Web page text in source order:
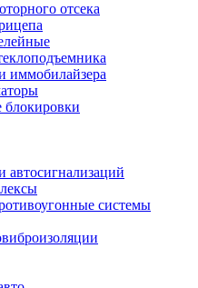
отсека
иммобилайзера
блокировки
автосигнализаций
системы